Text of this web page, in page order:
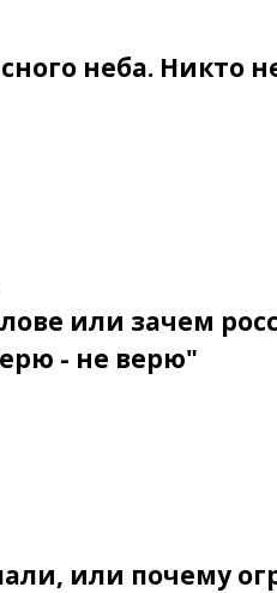
неба. Никто
или зачем
- не верю"
или почему